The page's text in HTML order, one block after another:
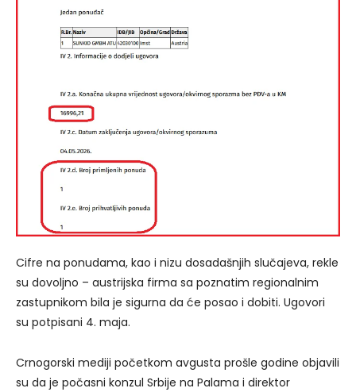
Cifre na ponudama, kao i nizu dosadašnjih slučajeva, rekle
su dovoljno – austrijska firma sa poznatim regionalnim
zastupnikom bila je sigurna da će posao i dobiti. Ugovori
su potpisani 4. maja.
Crnogorski mediji početkom avgusta prošle godine objavili
su da je počasni konzul Srbije na Palama i direktor